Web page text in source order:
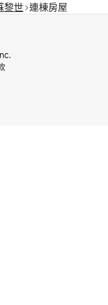
黎世 連棟房屋